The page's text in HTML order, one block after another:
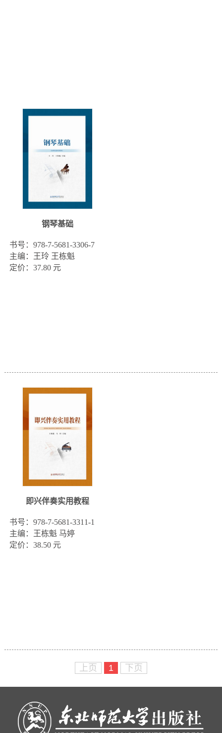
钢琴基础
书号：978-7-5681-3306-7
主编：王玲 王栋魁
定价：37.80 元
即兴伴奏实用教程
书号：978-7-5681-3311-1
主编：王栋魁 马婷
定价：38.50 元
上页 1 下页